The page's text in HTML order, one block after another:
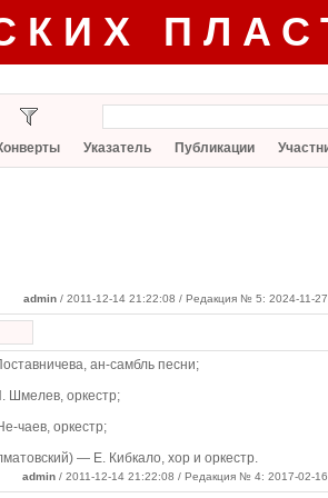
Указатель Публикации
admin / 2011-12-14 21:22:08 / Редакция № 5: 2024-11-
ан-самбль песни;
Шмелев, оркестр;
чаев, оркестр;
— Е. Кибкало, хор и оркестр.
admin / 2011-12-14 21:22:08 / Редакция № 4: 2017-02-